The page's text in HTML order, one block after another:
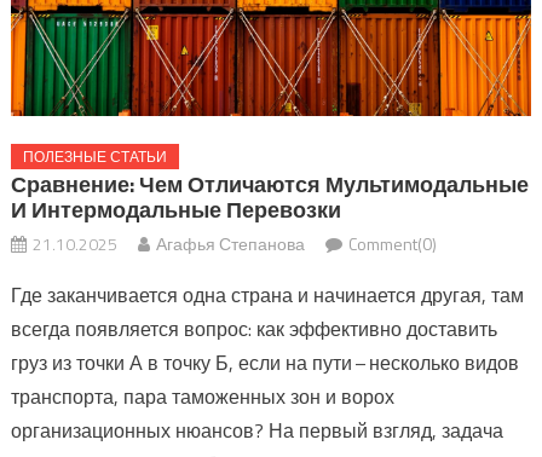
ПОЛЕЗНЫЕ СТАТЬИ
Сравнение: Чем Отличаются Мультимодальные
И Интермодальные Перевозки
21.10.2025 Агафья Степанова Comment(0)
Где заканчивается одна страна и начинается другая, там
всегда появляется вопрос: как эффективно доставить
груз из точки А в точку Б, если на пути – несколько видов
транспорта, пара таможенных зон и ворох
организационных нюансов? На первый взгляд, задача